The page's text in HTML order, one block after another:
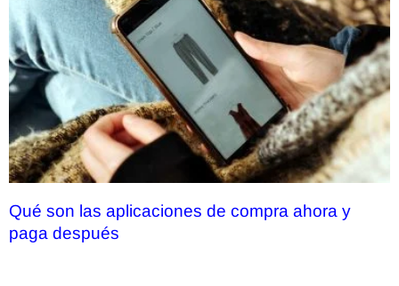
Qué son las aplicaciones de compra ahora y
paga después